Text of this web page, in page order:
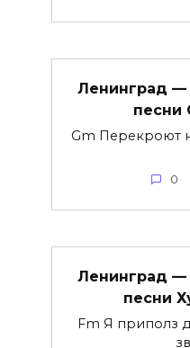
Ленинград —
песни
Gm Перекроют
0
Ленинград —
песни
Fm Я приполз